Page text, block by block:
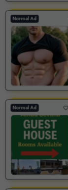
Normal Ad
Normal Ad